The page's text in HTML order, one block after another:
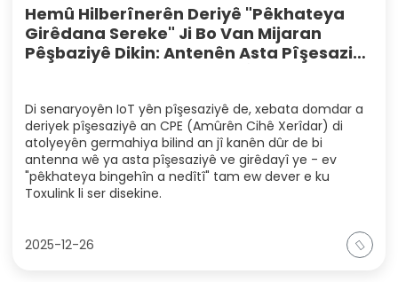
Hemû Hilberînerên Deriyê "Pêkhateya
Girêdana Sereke" Ji Bo Van Mijaran
Pêşbaziyê Dikin: Antenên Asta Pîşesaziyê
Di senaryoyên IoT yên pîşesaziyê de, xebata domdar a
deriyek pîşesaziyê an CPE (Amûrên Cihê Xerîdar) di
atolyeyên germahiya bilind an jî kanên dûr de bi
antenna wê ya asta pîşesaziyê ve girêdayî ye - ev
"pêkhateya bingehîn a nedîtî" tam ew dever e ku
Toxulink li ser disekine.
2025-12-26